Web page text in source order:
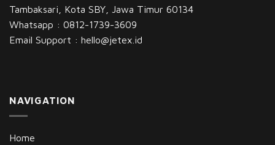
Tambaksari, Kota SBY, Jawa Timur 60134
Whatsapp : 0812-1739-3609
Email Support : hello@jetex.id
NAVIGATION
Home